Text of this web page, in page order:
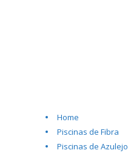
Home
Piscinas de Fibra
Piscinas de Azulejo